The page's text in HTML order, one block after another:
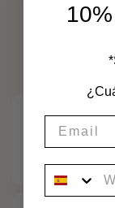
100ºC